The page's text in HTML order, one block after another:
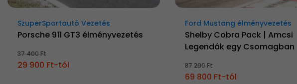
SzuperSportautó Vezetés
Porsche 911 GT3 élményvezetés
37 400 Ft
29 900 Ft-tól
Ford Mustang élményvezetés
Shelby Cobra Pack | Amcsi
Legendák egy Csomagban
87 200 Ft
69 800 Ft-tól